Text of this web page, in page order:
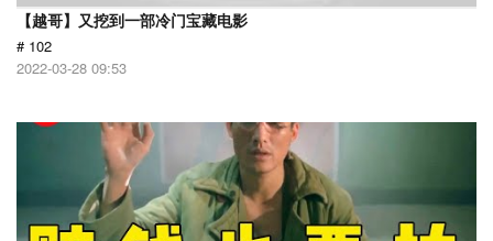
【越哥】又挖到一部冷门宝藏电影
# 102
2022-03-28 09:53